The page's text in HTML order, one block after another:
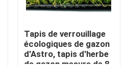
Tapis de verrouillage
écologiques de gazon
d'Astro, tapis d'herbe
de gazon mesure de 8